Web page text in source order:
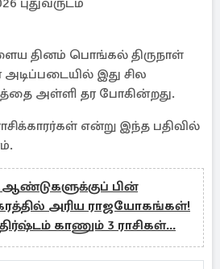
புதுவருடம்
தினம் பொங்கல் திருநாள்
இது சில
அள்ளி தர போகின்றது.
என்று இந்த பதிவில்
ஆண்டுகளுக்குப் பின்
அரிய ராஜயோகங்கள்!
காணும் 3 ராசிகள்...